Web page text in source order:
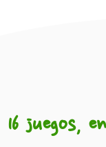
16 juegos,